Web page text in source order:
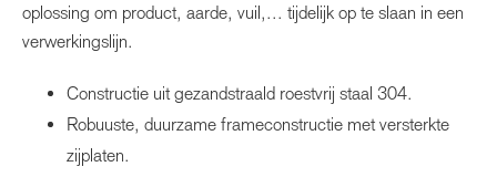
oplossing om product, aarde, vuil,... tijdelijk op te slaan in een
verwerkingslijn.
Constructie uit gezandstraald roestvrij staal 304.
Robuuste, duurzame frameconstructie met versterkte
zijplaten.